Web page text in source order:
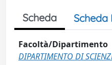
Scheda Scheda
Facoltà/Dipartimento
DIPARTIMENTO DI